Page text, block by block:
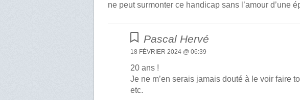
ne peut surmonter ce handicap sans l’amour d’une
Pascal Hervé
18 FÉVRIER 2024 @ 06:39
20 ans !
Je ne m’en serais jamais douté à le voir faire
etc.